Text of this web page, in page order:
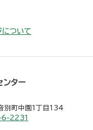
について
ンター
別町中園1丁目134
2231